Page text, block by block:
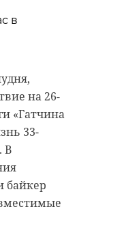
в
на 26-
«Гатчина
33-
В
байкер